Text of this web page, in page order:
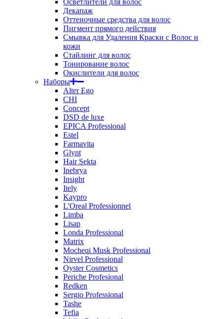
Осветлители для волос
Декапаж
Оттеночные средства для волос
Пигмент прямого действия
Смывка для Удаления Краски с Волос и
кожи
Стайлинг для волос
Тонирование волос
Окислители для волос
Наборы
Alter Ego
CHI
Concept
DSD de luxe
EPICA Professional
Estel
Farmavita
Glynt
Hair Sekta
Inebrya
Insight
Itely
Kaypro
L'Oreal Professionnel
Limba
Lisap
Londa Professional
Matrix
Mocheqi Musk Professional
Nirvel Professional
Oyster Cosmetics
Periche Profesional
Redken
Sergio Professional
Tashe
Tefia